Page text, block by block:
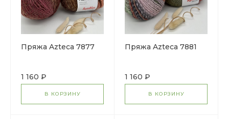
Пряжа Azteca 7877
1 160 ₽
В КОРЗИНУ
Пряжа Azteca 7881
1 160 ₽
В КОРЗИНУ